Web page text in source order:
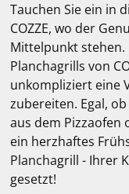
Tauchen Sie ein in
COZZE, wo der
Mittelpunkt stehen.
Planchagrills von
unkompliziert eine
zubereiten. Egal,
aus dem Pizzaofen
ein herzhaftes
Planchagrill - Ihrer
gesetzt!